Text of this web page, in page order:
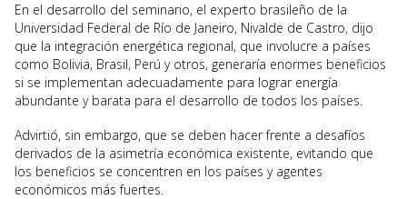
En el desarrollo del seminario, el experto brasileño de la
Universidad Federal de Río de Janeiro, Nivalde de Castro, dijo
que la integración energética regional, que involucre a países
como Bolivia, Brasil, Perú y otros, generaría enormes beneficios
si se implementan adecuadamente para lograr energía
abundante y barata para el desarrollo de todos los países.
Advirtió, sin embargo, que se deben hacer frente a desafíos
derivados de la asimetría económica existente, evitando que
los beneficios se concentren en los países y agentes
económicos más fuertes.